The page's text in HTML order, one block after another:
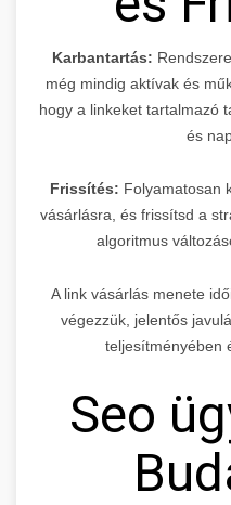
Karbantartás:
még mindig aktívak és
hogy a linkeket tartalmazó
és
Frissítés: Folyamatosan
vásárlásra, és frissítsd a
algoritmus
A link vásárlás menete
végezzük, jelentős
teljesítményében
Seo